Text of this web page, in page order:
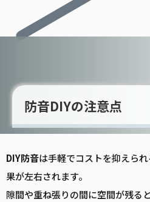
防音DIYの注意点
DIY防音は手軽でコストを抑えら
果が左右されます。
隙間や重ね張りの間に空間が残る